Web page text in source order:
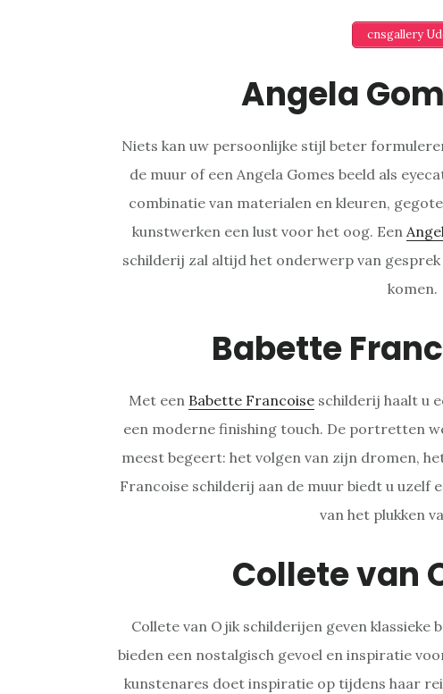
cnsgallery
Angela
Niets kan uw persoonlijke stijl beter
de muur of een Angela Gomes beeld als
combinatie van materialen en kleuren,
kunstwerken een lust voor het oog. Een
schilderij zal altijd het onderwerp van
komen.
Babette
Met een Babette Francoise schilderij haalt u
een moderne finishing touch. De portretten
meest begeert: het volgen van zijn dromen,
Francoise schilderij aan de muur biedt u uzelf
van het plukken
Collete van
Collete van Ojik schilderijen geven klassieke
bieden een nostalgisch gevoel en inspiratie
kunstenares doet inspiratie op tijdens haar